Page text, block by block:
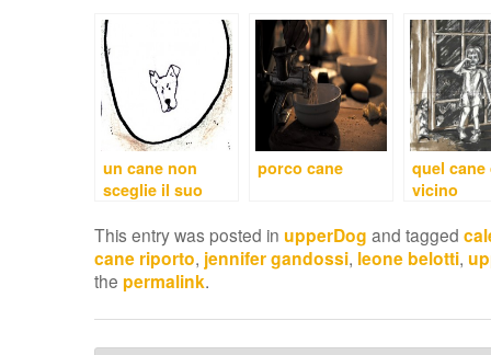
un cane non
sceglie il suo
porco cane
quel cane
vicino
This entry was posted in upperDog and tagged
cane riporto, jennifer gandossi, leone belotti,
the permalink.